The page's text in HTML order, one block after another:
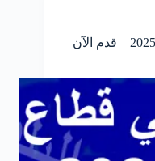
وظائف وزارة التربية والتعليم قطر 2025 – قدم الآن